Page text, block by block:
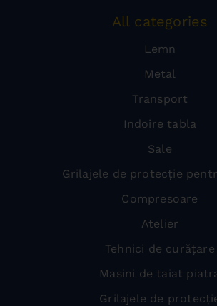
All categories
Lemn
Metal
Transport
Indoire tabla
Sale
Grilajele de protecție
Compresoare
Atelier
Tehnici de curățare
Masini de taiat
Grilajele de